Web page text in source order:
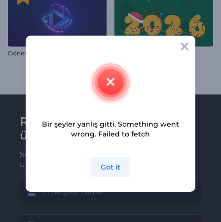
Dönen Neon Çizgiler İntro Yeni Yıl Rakam Eğlencesi
Renderforest bültenine
üye olun
Son haber ve tekliflerimiz ilk olarak size
ulaşsın
Bir şeyler yanlış gitti. Something went
wrong. Failed to fetch
Got it